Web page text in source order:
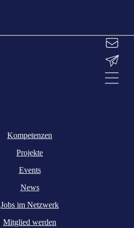
Kompetenzen
Projekte
Events
News
Jobs im Netzwerk
Mitglied werden